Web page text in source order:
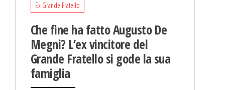
Ex Grande Fratello
Che fine ha fatto Augusto De
Megni? L’ex vincitore del
Grande Fratello si gode la sua
famiglia